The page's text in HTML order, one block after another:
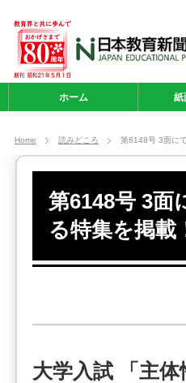
ホーム 紙
Home 読みどころ 第6148号 3面に
第6148号 3面
る特集を掲載
大学入試 「主